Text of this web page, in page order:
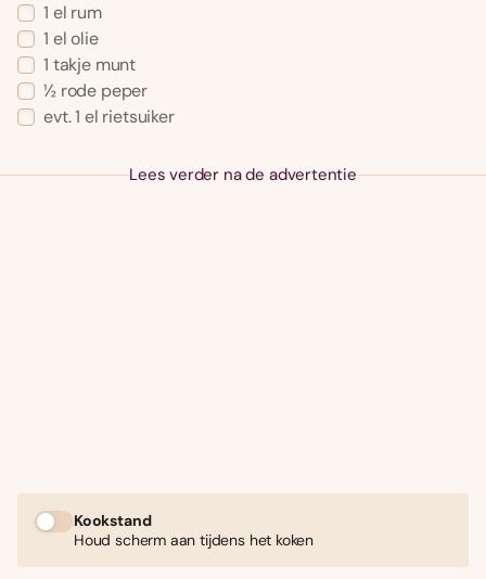
1 el rum
1 el olie
1 takje munt
½ rode peper
evt. 1 el rietsuiker
Lees verder na de advertentie
Kookstand
Houd scherm aan tijdens het koken